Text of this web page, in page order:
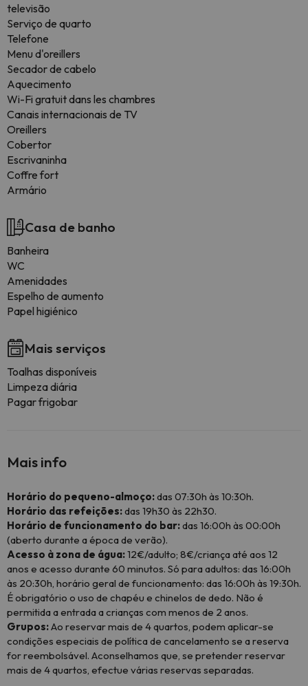
televisão
Serviço de quarto
Telefone
Menu d'oreillers
Secador de cabelo
Aquecimento
Wi-Fi gratuit dans les chambres
Canais internacionais de TV
Oreillers
Cobertor
Escrivaninha
Coffre fort
Armário
Casa de banho
Banheira
WC
Amenidades
Espelho de aumento
Papel higiénico
Mais serviços
Toalhas disponíveis
Limpeza diária
Pagar frigobar
Mais info
Horário do pequeno-almoço:das 07:30h às 10:30h.
Horário das refeições:das 19h30 às 22h30.
Horário de funcionamento do bar:das 16:00h às 00:00h
(aberto durante a época de verão).
Acesso à zona de água:12€/adulto; 8€/criança até aos 12
anos e acesso durante 60 minutos. Só para adultos: das 16:00h
às 20:30h, horário geral de funcionamento: das 16:00h às 19:30h.
É obrigatório o uso de chapéu e chinelos de dedo. Não é
permitida a entrada a crianças com menos de 2 anos.
Grupos:Ao reservar mais de 4 quartos, podem aplicar-se
condições especiais de política de cancelamento se a reserva
for reembolsável. Aconselhamos que, se pretender reservar
mais de 4 quartos, efectue várias reservas separadas.